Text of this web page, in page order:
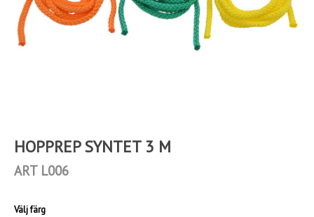
HOPPREP SYNTET 3 M
ART L006
Välj färg